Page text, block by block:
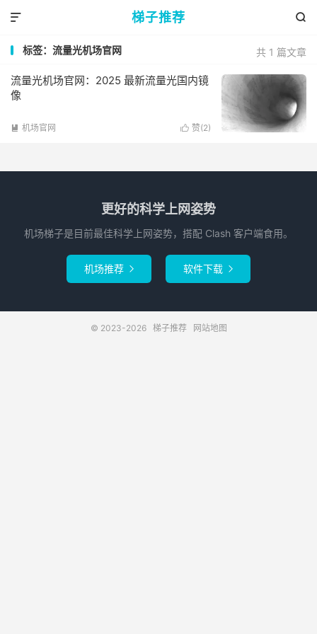
梯子推荐 

共 1 篇文章
标签：流量光机场官网
流量光机场官网：2025 最新流量光国内镜
像
 赞(2)
 机场官网
更好的科学上网姿势
机场梯子是目前最佳科学上网姿势，搭配 Clash 客户端食用。
机场推荐  软件下载 
© 2023-2026 梯子推荐 网站地图